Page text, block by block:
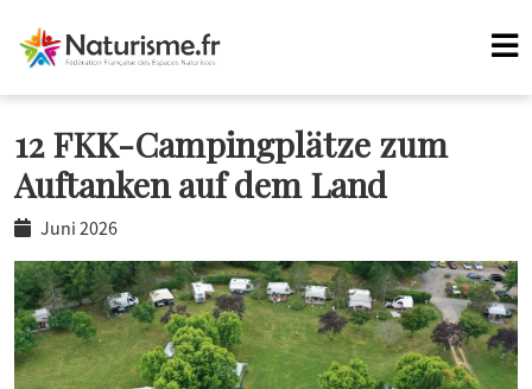
12 FKK-Campingplätze zum
Auftanken auf dem Land
Juni 2026